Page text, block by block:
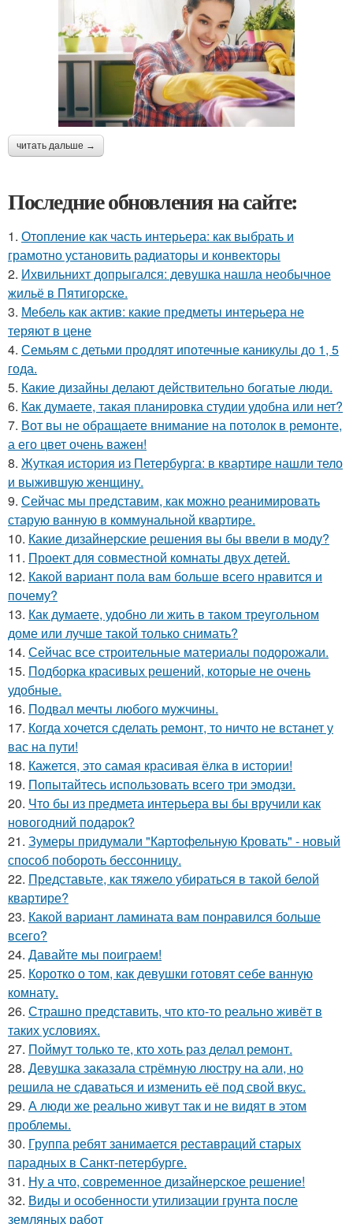
читать дальше →
Последние обновления на сайте:
1. Отопление как часть интерьера: как выбрать и
грамотно установить радиаторы и конвекторы
2. Ихвильнихт допрыгался: девушка нашла необычное
жильё в Пятигорске.
3. Мебель как актив: какие предметы интерьера не
теряют в цене
4. Семьям с детьми продлят ипотечные каникулы до 1, 5
года.
5. Какие дизайны делают действительно богатые люди.
6. Как думаете, такая планировка студии удобна или нет?
7. Вот вы не обращаете внимание на потолок в ремонте,
а его цвет очень важен!
8. Жуткая история из Петербурга: в квартире нашли тело
и выжившую женщину.
9. Сейчас мы представим, как можно реанимировать
старую ванную в коммунальной квартире.
10. Какие дизайнерские решения вы бы ввели в моду?
11. Проект для совместной комнаты двух детей.
12. Какой вариант пола вам больше всего нравится и
почему?
13. Как думаете, удобно ли жить в таком треугольном
доме или лучше такой только снимать?
14. Сейчас все строительные материалы подорожали.
15. Подборка красивых решений, которые не очень
удобные.
16. Подвал мечты любого мужчины.
17. Когда хочется сделать ремонт, то ничто не встанет у
вас на пути!
18. Кажется, это самая красивая ёлка в истории!
19. Попытайтесь использовать всего три эмодзи.
20. Что бы из предмета интерьера вы бы вручили как
новогодний подарок?
21. Зумеры придумали "Картофельную Кровать" - новый
способ побороть бессонницу.
22. Представьте, как тяжело убираться в такой белой
квартире?
23. Какой вариант ламината вам понравился больше
всего?
24. Давайте мы поиграем!
25. Коротко о том, как девушки готовят себе ванную
комнату.
26. Страшно представить, что кто-то реально живёт в
таких условиях.
27. Поймут только те, кто хоть раз делал ремонт.
28. Девушка заказала стрёмную люстру на али, но
решила не сдаваться и изменить её под свой вкус.
29. А люди же реально живут так и не видят в этом
проблемы.
30. Группа ребят занимается реставраций старых
парадных в Санкт-петербурге.
31. Ну а что, современное дизайнерское решение!
32. Виды и особенности утилизации грунта после
земляных работ